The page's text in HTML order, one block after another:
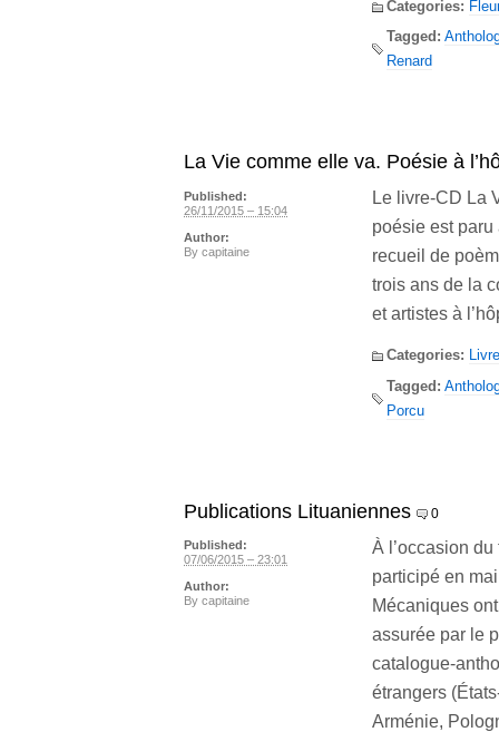
Categories:
Tagged:
Renard
La Vie comme elle va. Poésie à
Le livre-CD La
poésie est
recueil de
trois ans de la
et artistes à
Categories:
Tagged:
Porcu
Published:
26/11/2015 – 15:04
Author:
By capitaine
Publications Lituaniennes 0
À l’occasion
participé en
Mécaniques
assurée par le
catalogue-
étrangers
Arménie,
Published:
07/06/2015 – 23:01
Author:
By capitaine